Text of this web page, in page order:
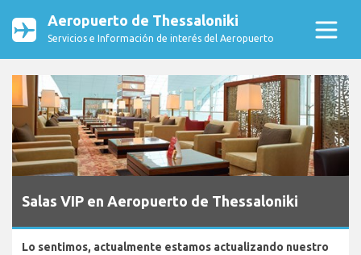
Aeropuerto de Thessaloniki
Servicios e Información de interés del Aeropuerto
Salas VIP en Aeropuerto de Thessaloniki
Lo sentimos, actualmente estamos actualizando nuestro